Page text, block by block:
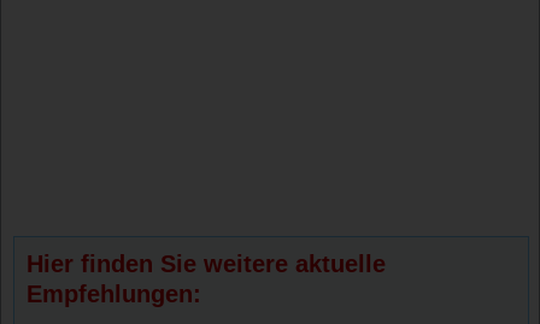
Hier finden Sie weitere aktuelle
Empfehlungen: